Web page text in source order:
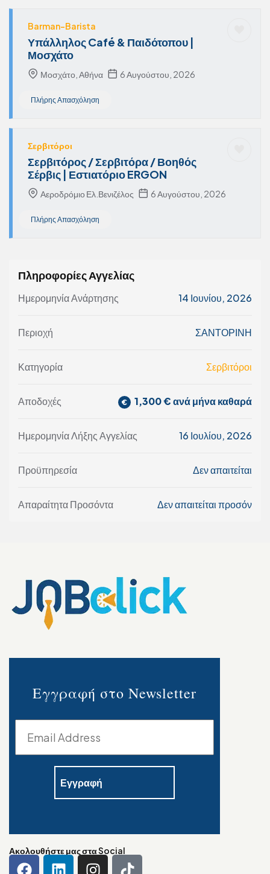
Barman-Barista
Υπάλληλος Café & Παιδότοπου |
Μοσχάτο
Μοσχάτο, Αθήνα 6 Αυγούστου, 2026
Πλήρης Απασχόληση
Σερβιτόροι
Σερβιτόρος / Σερβιτόρα / Βοηθός
Σέρβις | Εστιατόριο ERGON
Αεροδρόμιο Ελ.Βενιζέλος 6 Αυγούστου, 2026
Πλήρης Απασχόληση
Πληροφορίες Αγγελίας
Ημερομηνία Ανάρτησης 14 Ιουνίου, 2026
Περιοχή ΣΑΝΤΟΡΙΝΗ
Κατηγορία Σερβιτόροι
Αποδοχές 1,300 € ανά μήνα καθαρά
Ημερομηνία Λήξης Αγγελίας 16 Ιουλίου, 2026
Προϋπηρεσία Δεν απαιτείται
Απαραίτητα Προσόντα Δεν απαιτείται προσόν
Εγγραφή στο Newsletter
Ακολουθήστε μας στα Social